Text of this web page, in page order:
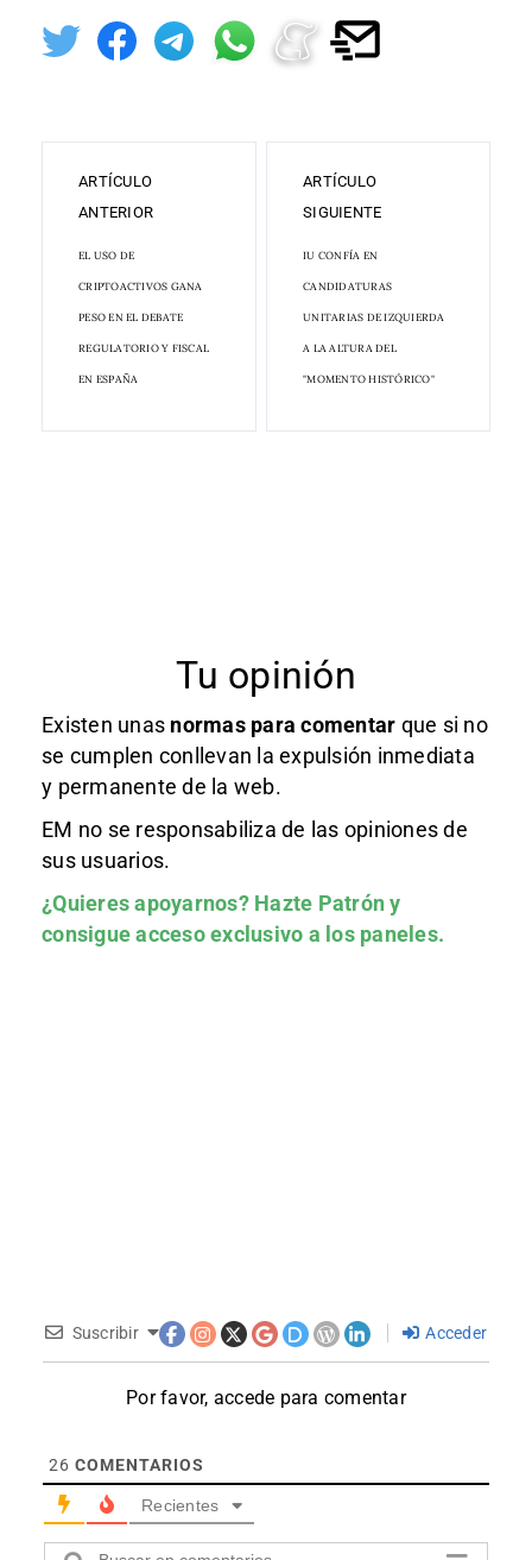
ARTÍCULO
ANTERIOR
EL USO DE
CRIPTOACTIVOS GANA
PESO EN EL DEBATE
REGULATORIO Y FISCAL
EN ESPAÑA
ARTÍCULO
SIGUIENTE
IU CONFÍA EN
CANDIDATURAS
UNITARIAS DE IZQUIERDA
A LA ALTURA DEL
"MOMENTO HISTÓRICO"
Tu opinión
Existen unas normas para comentar que si no
se cumplen conllevan la expulsión inmediata
y permanente de la web.
EM no se responsabiliza de las opiniones de
sus usuarios.
¿Quieres apoyarnos? Hazte Patróny
consigue acceso exclusivo a los paneles.
Suscribir Acceder
Por favor, accede para comentar
26 COMENTARIOS
Recientes